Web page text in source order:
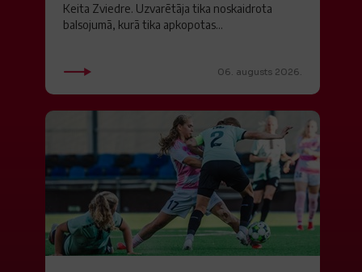
Keita Zviedre. Uzvarētāja tika noskaidrota
balsojumā, kurā tika apkopotas...
06. augusts 2026.